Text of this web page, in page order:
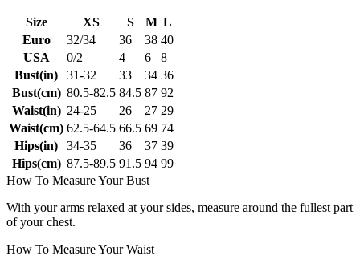
Size XS S M L
Euro
32/34 36 38 40
USA
0/2 4 6
8
Bust(in)
31-32 33 34 36
Bust(cm) 80.5-82.5 84.5 87 92
Waist(in) 24-25 26 27 29
Waist(cm) 62.5-64.5 66.5 69 74
Hips(in)
34-35 36 37 39
Hips(cm) 87.5-89.5 91.5 94 99
How To Measure Your Bust
With your arms relaxed at your sides, measure around the fullest part
of your chest.
How To Measure Your Waist